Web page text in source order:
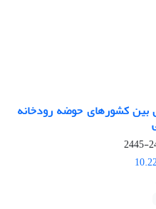
بین کشورهای حوضه رودخانه